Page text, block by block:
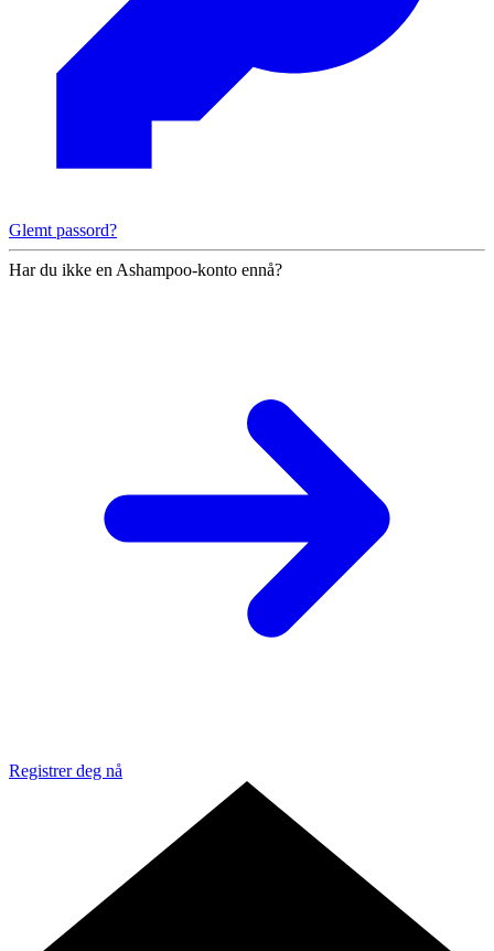
Glemt passord?
Har du ikke en Ashampoo-konto ennå?
Registrer deg nå